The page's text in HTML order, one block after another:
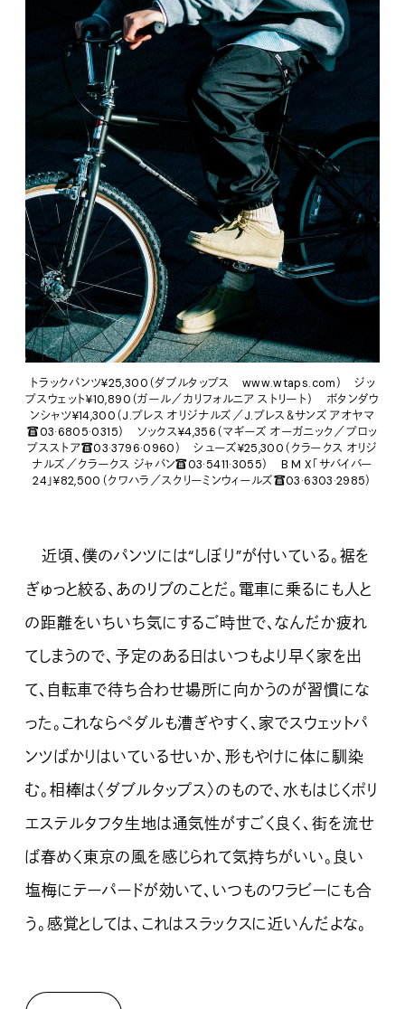
トラックパンツ¥25,300（ダブルタップス www.wtaps.com） ジッ
プスウェット¥10,890（ガール／カリフォルニア ストリート） ボタンダウ
ンシャツ¥14,300（J.プレス オリジナルズ／J.プレス＆サンズ アオヤマ
☎03·6805·0315） ソックス¥4,356（マギーズ オーガニック／プロッ
プスストア☎03·3796·0960） シューズ¥25,300（クラークス オリジ
ナルズ／クラークス ジャパン☎03·5411·3055） B M X「サバイバー
24」¥82,500（クワハラ／スクリーミンウィールズ☎03·6303·2985）
近頃、僕のパンツには“しぼり”が付いている。裾を
ぎゅっと絞る、あのリブのことだ。電車に乗るにも人と
の距離をいちいち気にするご時世で、なんだか疲れ
てしまうので、予定のある日はいつもより早く家を出
て、自転車で待ち合わせ場所に向かうのが習慣にな
った。これならペダルも漕ぎやすく、家でスウェットパ
ンツばかりはいているせいか、形もやけに体に馴染
む。相棒は〈ダブルタップス〉のもので、水もはじくポリ
エステルタフタ生地は通気性がすごく良く、街を流せ
ば春めく東京の風を感じられて気持ちがいい。良い
塩梅にテーパードが効いて、いつものワラビーにも合
う。感覚としては、これはスラックスに近いんだよな。